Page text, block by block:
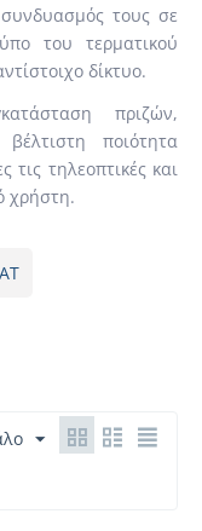
τους σε
του τερματικού
δίκτυο.
πριζών,
ποιότητα
τηλεοπτικές και
χρήστη.